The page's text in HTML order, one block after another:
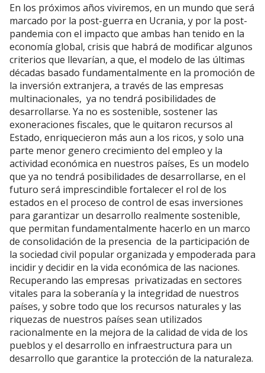
En los próximos años viviremos, en un mundo que será
marcado por la post-guerra en Ucrania, y por la post-
pandemia con el impacto que ambas han tenido en la
economía global, crisis que habrá de modificar algunos
criterios que llevarían, a que, el modelo de las últimas
décadas basado fundamentalmente en la promoción de
la inversión extranjera, a través de las empresas
multinacionales, ya no tendrá posibilidades de
desarrollarse. Ya no es sostenible, sostener las
exoneraciones fiscales, que le quitaron recursos al
Estado, enriquecieron más aun a los ricos, y solo una
parte menor genero crecimiento del empleo y la
actividad económica en nuestros países, Es un modelo
que ya no tendrá posibilidades de desarrollarse, en el
futuro será imprescindible fortalecer el rol de los
estados en el proceso de control de esas inversiones
para garantizar un desarrollo realmente sostenible,
que permitan fundamentalmente hacerlo en un marco
de consolidación de la presencia de la participación de
la sociedad civil popular organizada y empoderada para
incidir y decidir en la vida económica de las naciones.
Recuperando las empresas privatizadas en sectores
vitales para la soberanía y la integridad de nuestros
países, y sobre todo que los recursos naturales y las
riquezas de nuestros países sean utilizados
racionalmente en la mejora de la calidad de vida de los
pueblos y el desarrollo en infraestructura para un
desarrollo que garantice la protección de la naturaleza.